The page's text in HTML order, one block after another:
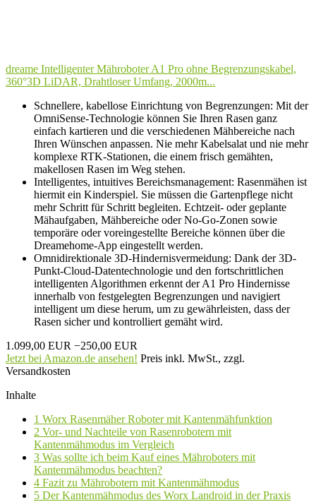
dreame Intelligenter Mähroboter A1 Pro ohne Begrenzungskabel,
360°3D LiDAR, Drahtloser Umfang, 2000m...
Schnellere, kabellose Einrichtung von Begrenzungen: Mit der
OmniSense-Technologie können Sie Ihren Rasen ganz
einfach kartieren und die verschiedenen Mähbereiche nach
Ihren Wünschen anpassen. Nie mehr Kabelsalat und nie mehr
komplexe RTK-Stationen, die einem frisch gemähten,
makellosen Rasen im Weg stehen.
Intelligentes, intuitives Bereichsmanagement: Rasenmähen ist
hiermit ein Kinderspiel. Sie müssen die Gartenpflege nicht
mehr Schritt für Schritt begleiten. Echtzeit- oder geplante
Mähaufgaben, Mähbereiche oder No-Go-Zonen sowie
temporäre oder voreingestellte Bereiche können über die
Dreamehome-App eingestellt werden.
Omnidirektionale 3D-Hindernisvermeidung: Dank der 3D-
Punkt-Cloud-Datentechnologie und den fortschrittlichen
intelligenten Algorithmen erkennt der A1 Pro Hindernisse
innerhalb von festgelegten Begrenzungen und navigiert
intelligent um diese herum, um zu gewährleisten, dass der
Rasen sicher und kontrolliert gemäht wird.
1.099,00 EUR −250,00 EUR
Jetzt bei Amazon.de ansehen! Preis inkl. MwSt., zzgl.
Versandkosten
Inhalte
1 Worx Rasenmäher Roboter mit Kantenmähfunktion
2 Vor- und Nachteile von Rasenrobotern mit
Kantenmähmodus im Vergleich
3 Was sollte ich beim Kauf eines Mähroboters mit
Kantenmähmodus beachten?
4 Fazit zu Mährobotern mit Kantenmähmodus
5 Der Kantenmähmodus des Worx Landroid in der Praxis